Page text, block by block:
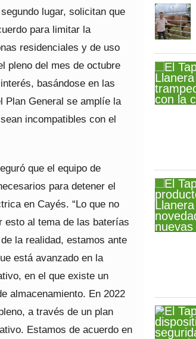
lugar, solicitan que
para limitar la
residenciales y de uso
pleno del mes de octubre
basándose en las
Plan General se amplíe la
incompatibles con el
que el equipo de
para detener el
en Cayés. “Lo que no
esto al tema de las baterías
la realidad, estamos ante
está avanzado en la
en el que existe un
almacenamiento. En 2022
a través de un plan
Estamos de acuerdo en